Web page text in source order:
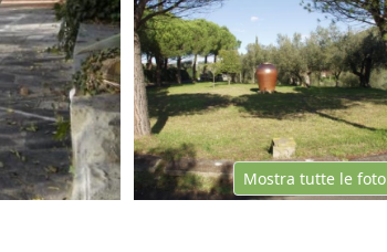
Mostra tutte le foto